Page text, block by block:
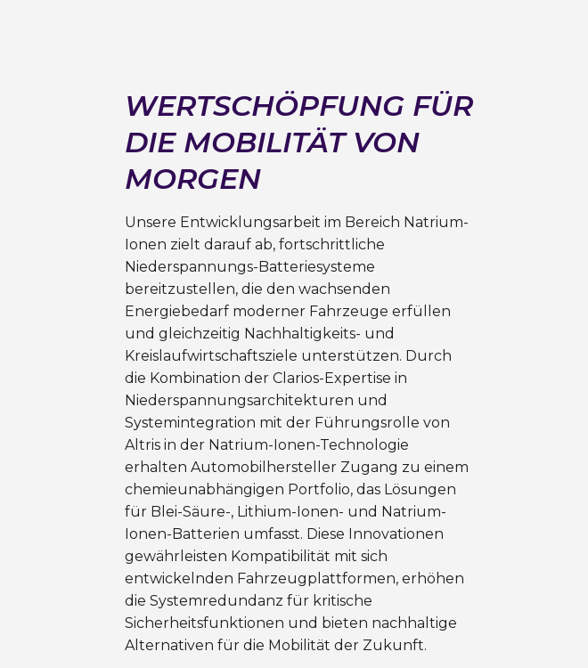
WERTSCHÖPFUNG FÜR
DIE MOBILITÄT VON
MORGEN
Unsere Entwicklungsarbeit im Bereich Natrium-
Ionen zielt darauf ab, fortschrittliche
Niederspannungs-Batteriesysteme
bereitzustellen, die den wachsenden
Energiebedarf moderner Fahrzeuge erfüllen
und gleichzeitig Nachhaltigkeits- und
Kreislaufwirtschaftsziele unterstützen. Durch
die Kombination der Clarios-Expertise in
Niederspannungsarchitekturen und
Systemintegration mit der Führungsrolle von
Altris in der Natrium-Ionen-Technologie
erhalten Automobilhersteller Zugang zu einem
chemieunabhängigen Portfolio, das Lösungen
für Blei-Säure-, Lithium-Ionen- und Natrium-
Ionen-Batterien umfasst. Diese Innovationen
gewährleisten Kompatibilität mit sich
entwickelnden Fahrzeugplattformen, erhöhen
die Systemredundanz für kritische
Sicherheitsfunktionen und bieten nachhaltige
Alternativen für die Mobilität der Zukunft.